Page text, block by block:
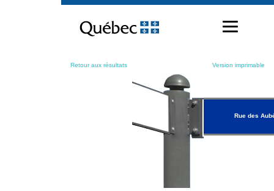
contenu
Retour aux résultats Version imprimable
Rue des